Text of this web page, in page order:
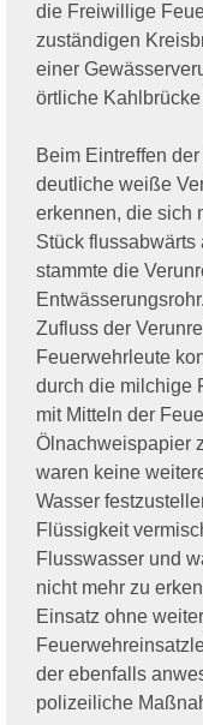
die Freiwillige
zuständigen
einer
örtliche
Beim Eintreffen
deutliche weiße
erkennen, die sich
Stück
stammte die
Zufluss der
Feuerwehrleute
durch die milchige
mit Mitteln der
Ölnachweispapier
waren keine
Wasser
Flüssigkeit
Flusswasser und
nicht mehr zu
Einsatz ohne
der ebenfalls
polizeiliche